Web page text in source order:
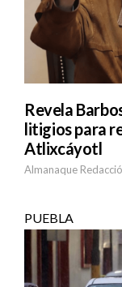
Revela
litigios para
Atlixcáyotl
Almanaque
PUEBLA